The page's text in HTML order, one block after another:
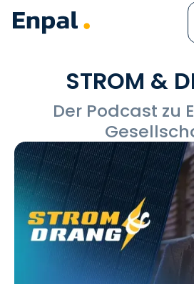
STROM &
Der Podcast zu